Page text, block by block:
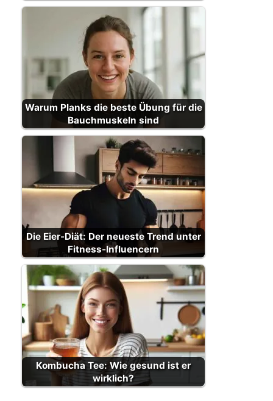
Warum Planks die beste Übung für die
Bauchmuskeln sind
Die Eier-Diät: Der neueste Trend unter
Fitness-Influencern
Kombucha Tee: Wie gesund ist er
wirklich?